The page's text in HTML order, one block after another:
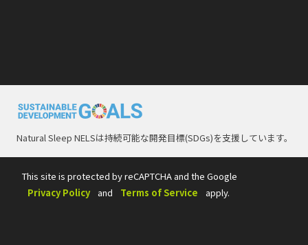
Natural Sleep NELSは持続可能な開発目標(SDGs)を支援しています。
This site is protected by reCAPTCHA and the Google
Privacy Policy
and Terms of Service apply.